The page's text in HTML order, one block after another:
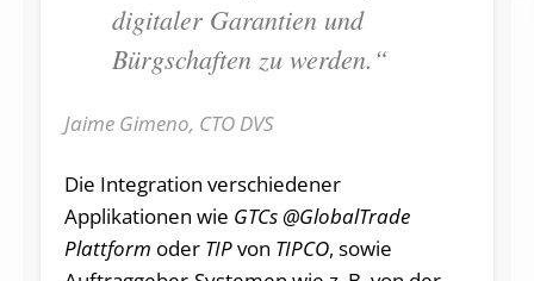
digitaler Garantien und
Bürgschaften zu werden.“
Jaime Gimeno, CTO DVS
Die Integration verschiedener
Applikationen wie GTCs @GlobalTrade
Plattform oder TIPvon TIPCO, sowie